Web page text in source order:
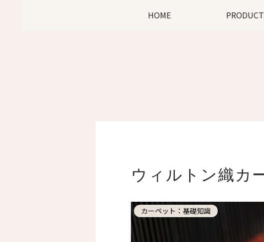
HOME
ウィルトン織カ
カーペット：基礎知識